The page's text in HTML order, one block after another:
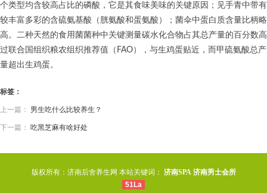
个类型均含较高占比的磷酸，它是其食味美味的关键原因；见手青中带有
较丰富多彩的含硫氨基酸（胱氨酸和蛋氨酸）；菌伞中蛋白质含量比柄略
高。二种天然的食用菌菌种中关键测量碳水化合物占其总产量的百分数高
过联合国组织粮农组织推荐值（FAO），与生鸡蛋贴近，而甲硫氨酸总产
量超出生鸡蛋。
标签：
上一篇： 男生吃什么比较养生？
下一篇： 吃黑芝麻有啥好处
版权所有：济南后舍养生网 本站关键词： 济南SPA 济南男士会所
51La